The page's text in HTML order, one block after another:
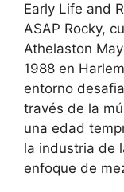
Early Life and
ASAP Rocky,
Athelaston
1988 en
entorno
través de la
una edad
la industria de
enfoque de